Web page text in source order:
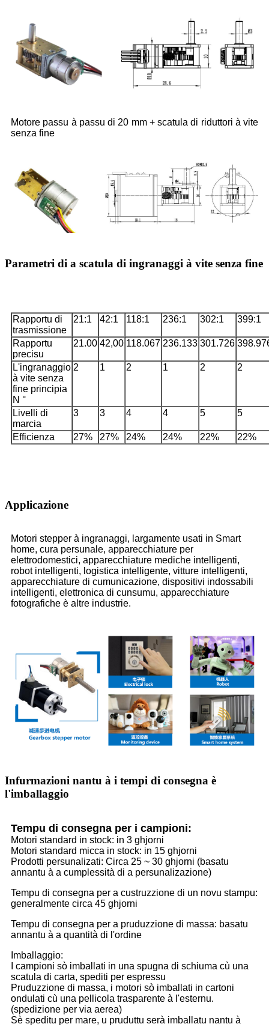
Motore passu à passu di 20 mm + scatula di riduttori à vite
senza fine
Parametri di a scatula di ingranaggi à vite senza fine
Rapportu di
trasmissione
21:1 42:1 118:1 236:1 302:1 399:1
Rapportu
precisu
21.00 42,00 118.067 236.133 301.726
L'ingranaggio
à vite senza
fine principia
N °
2 1 2 1 2 2
Livelli di
marcia
3 3 4 4 5 5
Efficienza 27% 27% 24% 24% 22% 22%
Applicazione
Motori stepper à ingranaggi, largamente usati in Smart
home, cura persunale, apparecchiature per
elettrodomestici, apparecchiature mediche intelligenti,
robot intelligenti, logistica intelligente, vitture intelligenti,
apparecchiature di cumunicazione, dispositivi indossabili
intelligenti, elettronica di cunsumu, apparecchiature
fotografiche è altre industrie.
Infurmazioni nantu à i tempi di consegna è
l'imballaggio
Tempu di consegna per i campioni:
Motori standard in stock: in 3 ghjorni
Motori standard micca in stock: in 15 ghjorni
Prodotti persunalizati: Circa 25 ~ 30 ghjorni (basatu
annantu à a cumplessità di a persunalizazione)
Tempu di consegna per a custruzzione di un novu stampu:
generalmente circa 45 ghjorni
Tempu di consegna per a pruduzzione di massa: basatu
annantu à a quantità di l'ordine
Imballaggio:
I campioni sò imballati in una spugna di schiuma cù una
scatula di carta, spediti per espressu
Pruduzzione di massa, i motori sò imballati in cartoni
ondulati cù una pellicola trasparente à l'esternu.
(spedizione per via aerea)
Sè speditu per mare, u pruduttu serà imballatu nantu à